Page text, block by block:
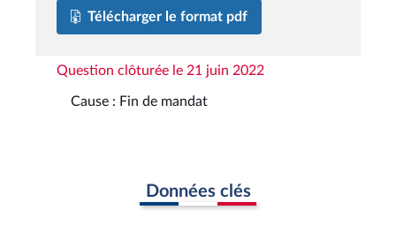
Télécharger le format pdf
Question clôturée le 21 juin 2022
Cause : Fin de mandat
Données clés